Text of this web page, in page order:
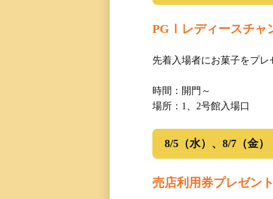
進入コース別選手成
決まり手
三国専属記者の
直前予想
PGⅠレディースチャ
先着入場者にお菓子をプ
時間：開門～
場所：1、2号館入場口
8/5（水）、8/7（金）
売店利用券プレゼン